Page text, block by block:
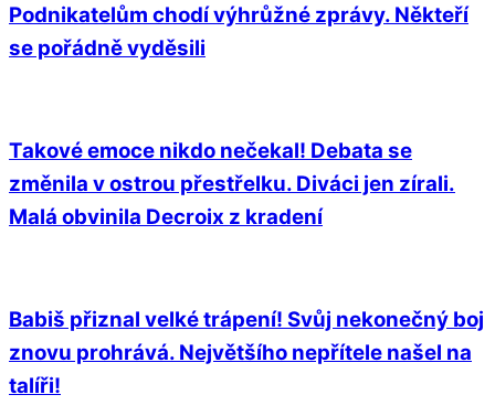
Podnikatelům chodí výhrůžné zprávy. Někteří
se pořádně vyděsili
Takové emoce nikdo nečekal! Debata se
změnila v ostrou přestřelku. Diváci jen zírali.
Malá obvinila Decroix z kradení
Babiš přiznal velké trápení! Svůj nekonečný boj
znovu prohrává. Největšího nepřítele našel na
talíři!